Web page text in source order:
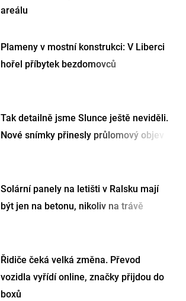
areálu
Plameny v mostní konstrukci: V Liberci
hořel příbytek bezdomovců
Tak detailně jsme Slunce ještě neviděli.
Nové snímky přinesly průlomový objev
Solární panely na letišti v Ralsku mají
být jen na betonu, nikoliv na trávě
Řidiče čeká velká změna. Převod
vozidla vyřídí online, značky přijdou do
boxů